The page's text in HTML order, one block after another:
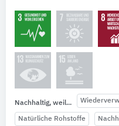
Nachhaltig, weil...
Natürliche Rohstoffe